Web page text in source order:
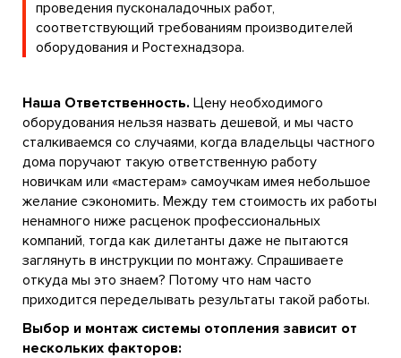
проведения пусконаладочных работ,
соответствующий требованиям производителей
оборудования и Ростехнадзора.
Наша Ответственность. Цену необходимого
оборудования нельзя назвать дешевой, и мы часто
сталкиваемся со случаями, когда владельцы частного
дома поручают такую ответственную работу
новичкам или «мастерам» самоучкам имея небольшое
желание сэкономить. Между тем стоимость их работы
ненамного ниже расценок профессиональных
компаний, тогда как дилетанты даже не пытаются
заглянуть в инструкции по монтажу. Спрашиваете
откуда мы это знаем? Потому что нам часто
приходится переделывать результаты такой работы.
Выбор и монтаж системы отопления зависит от
нескольких факторов: